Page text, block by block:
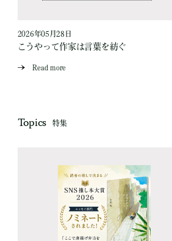
2026年05月28日
こうやって作家は言葉を紡ぐ
Read more
Topics 特集